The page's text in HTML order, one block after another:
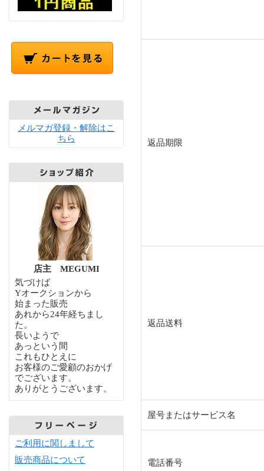
メルマガ登録・解除はこ
ちら
店主 MEGUMI
気づけば
Yオークションから
始まった販売
あれから24年経ちまし
た。
長いようで
あっという間
これもひとえに
お客様のご愛顧のおかげ
でございます。
ありがとうございます。
ご利用に関しまして
販売商品について
返品期限
返品送料
屋号またはサービス名
電話番号